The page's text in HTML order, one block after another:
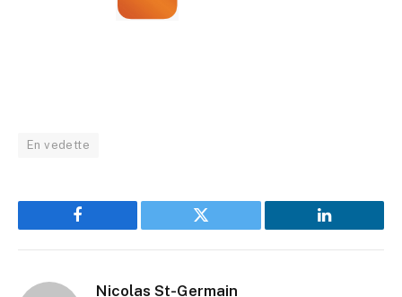
En vedette
Facebook Twitter LinkedIn
Nicolas St-Germain